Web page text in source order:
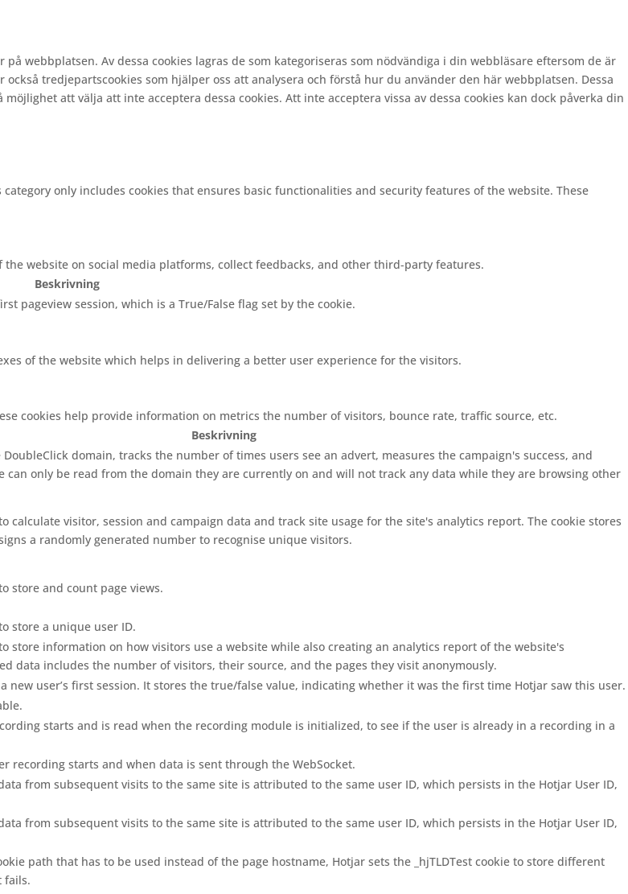
webbplatsen. Av dessa cookies lagras de som kategoriseras som nödvändiga i din webbläsare eftersom de är
tredjepartscookies som hjälper oss att analysera och förstå hur du använder den här webbplatsen. Dessa
att välja att inte acceptera dessa cookies. Att inte acceptera vissa av dessa cookies kan dock påverka din
only includes cookies that ensures basic functionalities and security features of the website. These
website on social media platforms, collect feedbacks, and other third-party features.
Beskrivning
pageview session, which is a True/False flag set by the cookie.
of the website which helps in delivering a better user experience for the visitors.
cookies help provide information on metrics the number of visitors, bounce rate, traffic source, etc.
Beskrivning
domain, tracks the number of times users see an advert, measures the campaign's success, and
can only be read from the domain they are currently on and will not track any data while they are browsing other
calculate visitor, session and campaign data and track site usage for the site's analytics report. The cookie stores
a randomly generated number to recognise unique visitors.
store and count page views.
store a unique user ID.
store information on how visitors use a website while also creating an analytics report of the website's
data includes the number of visitors, their source, and the pages they visit anonymously.
new user’s first session. It stores the true/false value, indicating whether it was the first time Hotjar saw this user.
starts and is read when the recording module is initialized, to see if the user is already in a recording in a
recording starts and when data is sent through the WebSocket.
from subsequent visits to the same site is attributed to the same user ID, which persists in the Hotjar User ID,
from subsequent visits to the same site is attributed to the same user ID, which persists in the Hotjar User ID,
path that has to be used instead of the page hostname, Hotjar sets the _hjTLDTest cookie to store different
fails.